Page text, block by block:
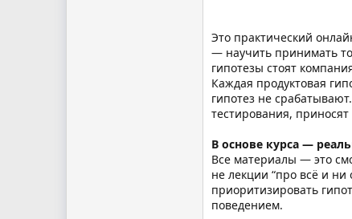
Это практический
— научить принимать
гипотезы стоят
Каждая продуктовая
гипотез не
тестирования,
В основе курса —
Все материалы — это
не лекции “про всё и ни
приоритизировать
поведением.